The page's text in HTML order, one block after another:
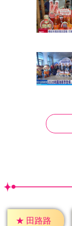
★ 田路路